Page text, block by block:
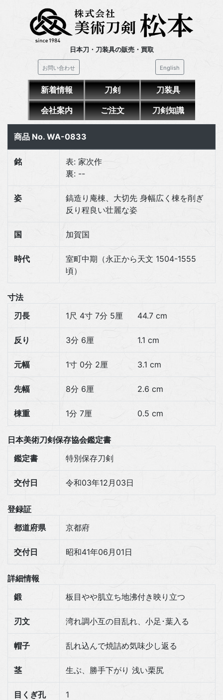
日本刀・刀装具の販売・買取
お問い合わせ English
新着情報 刀剣 刀装具
会社案内 ご注文 刀剣知識
商品 No. WA-0833
銘
表: 家次作
裏: --
姿
鎬造り庵棟、大切先 身幅広く棟を削ぎ
反り程良い壮麗な姿
国 加賀国
時代
室町中期（永正から天文 1504-1555
頃）
寸法
刃長
1尺 4寸 7分 5厘 44.7 cm
反り 3分 6厘 1.1 cm
元幅 1寸 0分 2厘 3.1 cm
先幅 8分 6厘 2.6 cm
棟重 1分 7厘 0.5 cm
日本美術刀剣保存協会鑑定書
鑑定書
特別保存刀剣
交付日 令和03年12月03日
登録証
都道府県
京都府
交付日 昭和41年06月01日
詳細情報
鍛
板目やや肌立ち地沸付き映り立つ
刃文 湾れ調小互の目乱れ、小足･葉入る
帽子 乱れ込んで焼詰め気味少し返る
茎 生ぶ、勝手下がり 浅い栗尻
目くぎ孔 1